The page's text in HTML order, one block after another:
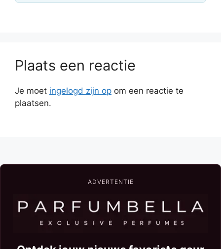
Plaats een reactie
Je moet ingelogd zijn op om een reactie te
plaatsen.
ADVERTENTIE